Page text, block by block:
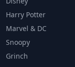
Harry Potter
Marvel & DC
Snoopy
Grinch